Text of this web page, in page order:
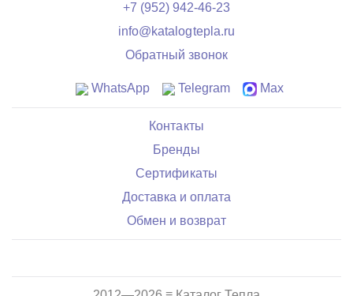
+7 (952) 942-46-23
info@katalogtepla.ru
Обратный звонок
WhatsApp Telegram Max
Контакты
Бренды
Сертификаты
Доставка и оплата
Обмен и возврат